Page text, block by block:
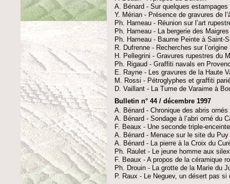
A. Bénard - Sur quelques
Y. Mérian - Présence de gravures de
Ph. Hameau - Réunion sur l’art
Ph. Hameau - La bergerie des
Ph. Hameau - Baume Peinte à Saint-
R. Dufrenne - Recherches sur
H. Pellegrini - Gravures rupestres du
Ph. Rigaud - Graffiti navals en
E. Rayne - Les gravures de la Haute
M. Rossi - Pétroglyphes et graffiti
D. Vaillant - La Tume de Varaime à
Bulletin n° 44 / décembre 1997
A. Bénard - Chronique des abris ornés
A. Bénard - Sondage à l’abri orné du
F. Beaux - Une seconde triple-
A. Bénard - Menace sur le site du
A. Bénard - La pierre à la Croix du
Ph. Raulet - Le jeune homme aux
F. Beaux - A propos de la céramique
Ph. Drouin - La grotte de la Marie du
P. Raux - Le Neguev, un désert pas